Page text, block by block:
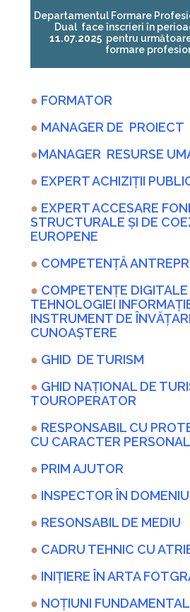
Departamentul Formare
Dual face înscrieri în
11.07.2025 pentru
formare
● FORMATOR
● MANAGER DE PROIECT
●MANAGER RESURSE
● EXPERT ACHIZIȚII
● EXPERT ACCESARE
STRUCTURALE ȘI DE
EUROPENE
● COMPETENȚĂ
● COMPETENŢE
TEHNOLOGIEI
INSTRUMENT DE
CUNOAȘTERE
● GHID DE TURISM
● GHID NAȚIONAL DE
TOUROPERATOR
● RESPONSABIL CU
CU CARACTER PERSONAL
● PRIM AJUTOR
● INSPECTOR ÎN
● RESONSABIL DE MEDIU
● CADRU TEHNIC CU
● INIȚIERE ÎN ARTA
● NOȚIUNI